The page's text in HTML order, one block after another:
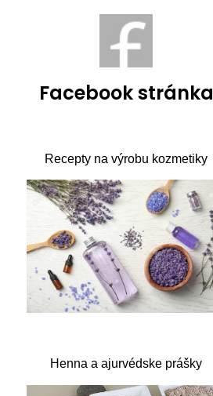
Facebook stránka
Recepty na výrobu kozmetiky
Henna a ajurvédske prášky